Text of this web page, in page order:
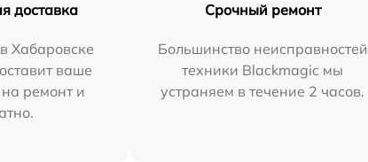
доставка
Хабаровске
ваше
на ремонт и
Срочный ремонт
Большинство неисправностей
техники Blackmagic мы
устраняем в течение 2 часов.